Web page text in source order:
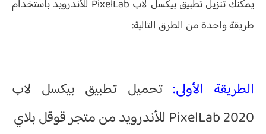
يمكنك تنزيل تطبيق بيكسل لاب PixelLab للأندرويد باستخدام
طريقة واحدة من الطرق التالية:
الطريقة الأولى: تحميل تطبيق بيكسل لاب
PixelLab 2020 للأندرويد من متجر قوقل بلاي